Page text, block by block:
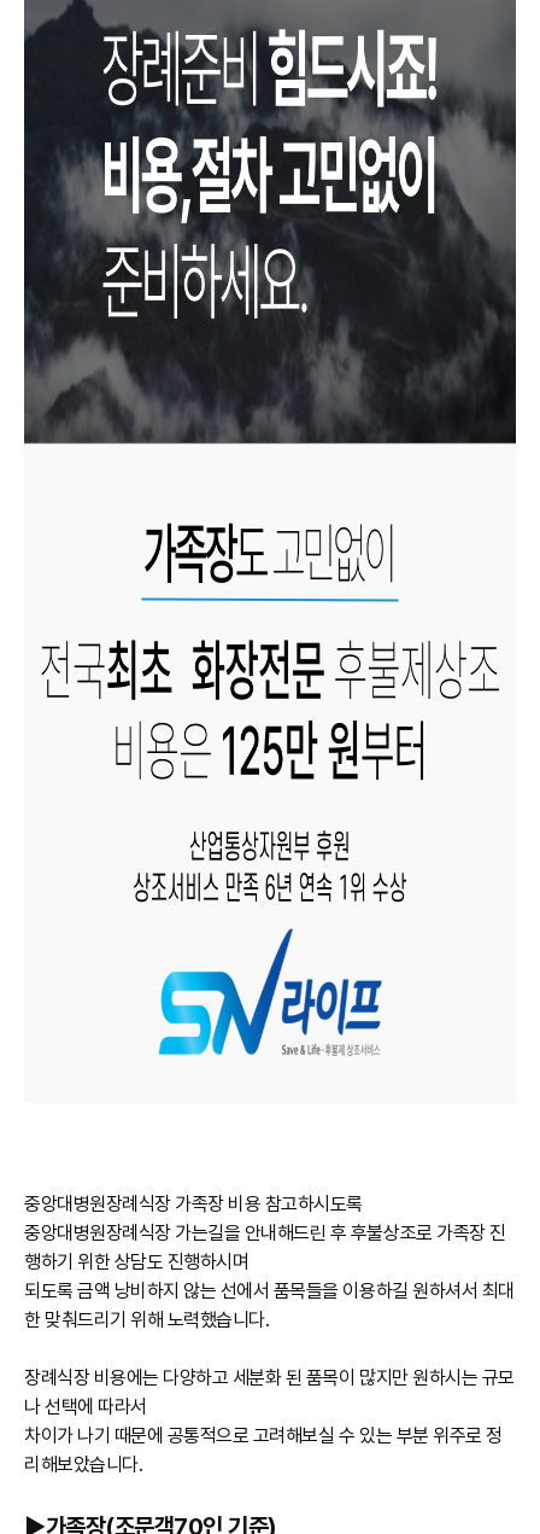
중앙대병원장례식장 가족장 비용 참고하시도록
중앙대병원장례식장 가는길을 안내해드린 후 후불상조로 가족장 진
행하기 위한 상담도 진행하시며
되도록 금액 낭비하지 않는 선에서 품목들을 이용하길 원하셔서 최대
한 맞춰드리기 위해 노력했습니다.
장례식장 비용에는 다양하고 세분화 된 품목이 많지만 원하시는 규모
나 선택에 따라서
차이가 나기 때문에 공통적으로 고려해보실 수 있는 부분 위주로 정
리해보았습니다.
►가족장(조문객70인 기준)